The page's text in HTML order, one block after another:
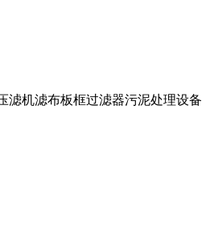
滤机滤布板框过滤器污泥处理设备